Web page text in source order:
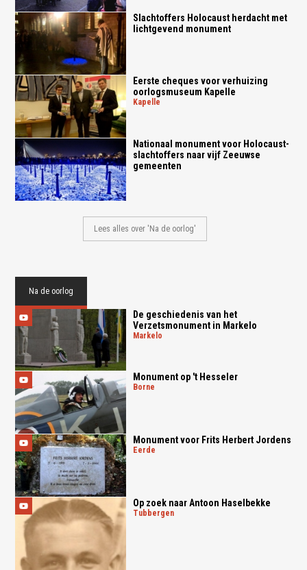
Slachtoffers Holocaust herdacht met
lichtgevend monument
Eerste cheques voor verhuizing
oorlogsmuseum Kapelle
kapelle
Nationaal monument voor Holocaust-
slachtoffers naar vijf Zeeuwse
gemeenten
Lees alles over 'Na de oorlog'
Na de oorlog
De geschiedenis van het
Verzetsmonument in Markelo
markelo
Monument op 't Hesseler
borne
Monument voor Frits Herbert Jordens
eerde
Op zoek naar Antoon Haselbekke
tubbergen